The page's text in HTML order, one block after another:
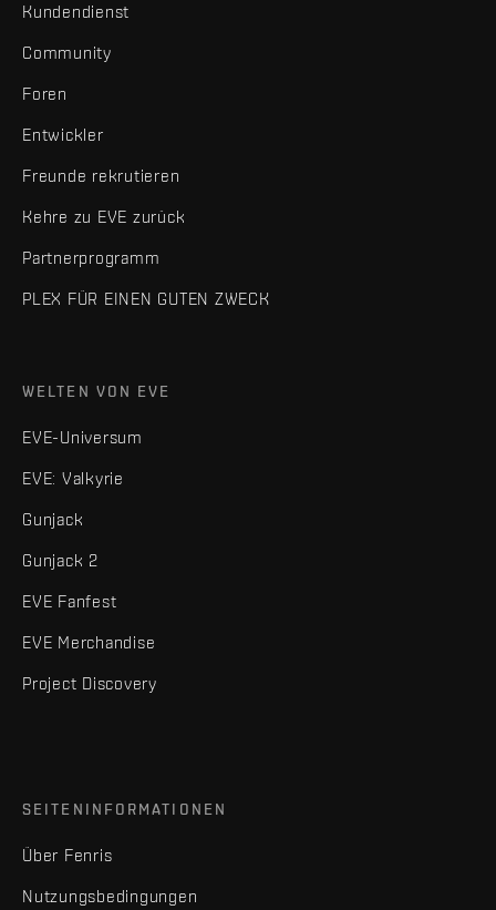
Kundendienst
Community
Foren
Entwickler
Freunde rekrutieren
Kehre zu EVE zurück
Partnerprogramm
PLEX FÜR EINEN GUTEN ZWECK
WELTEN VON EVE
EVE-Universum
EVE: Valkyrie
Gunjack
Gunjack 2
EVE Fanfest
EVE Merchandise
Project Discovery
SEITENINFORMATIONEN
Über Fenris
Nutzungsbedingungen